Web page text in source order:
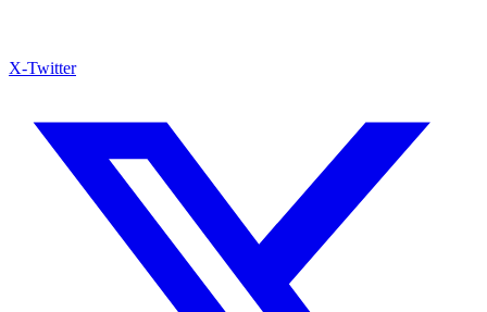
X-Twitter